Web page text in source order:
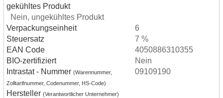
gekühltes Produkt
Nein, ungekühltes Produkt
Verpackungseinheit
6
Steuersatz
7 %
EAN Code
4050886310355
BIO-zertifiziert
Nein
Intrastat - Nummer (Warennummer,
Zolltarifnummer, Codenummer, HS-Code)
09109190
Hersteller (Verantwortlicher Unternehmer)